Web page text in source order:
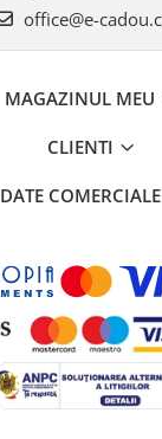
office@e-
MAGAZINUL MEU
CLIENTI
DATE COMERCIALE